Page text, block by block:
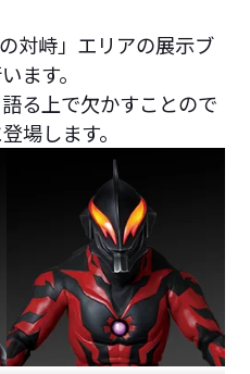
対峙」エリアの展示ブ
ます。
る上で欠かすことので
場します。